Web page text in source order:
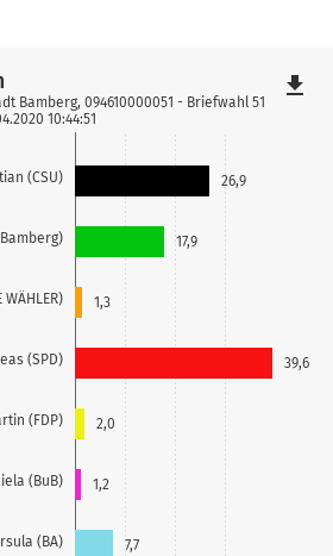
(CSU)
(SPD)
(FDP)
(BuB)
(BA)
26,9
17,9
1,3
39,6
2,0
1,2
7,7
Bamberg, 094610000051 - Briefwahl 51
10:44:51
file_download